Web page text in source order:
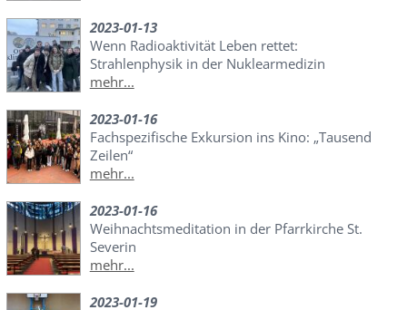
2023-01-13
Wenn Radioaktivität Leben rettet:
Strahlenphysik in der Nuklearmedizin
mehr...
2023-01-16
Fachspezifische Exkursion ins Kino: „Tausend
Zeilen“
mehr...
2023-01-16
Weihnachtsmeditation in der Pfarrkirche St.
Severin
mehr...
2023-01-19